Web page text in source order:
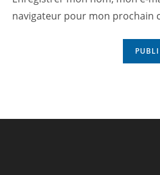
navigateur pour mon prochain